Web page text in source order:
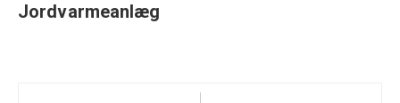
Jordvarmeanlæg